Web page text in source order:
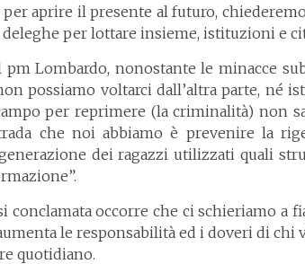
aprire il presente al futuro,
per lottare insieme, istituzioni e
pm Lombardo, nonostante le minacce
possiamo voltarci dall’altra parte, né
per reprimere (la criminalità) non
che noi abbiamo è prevenire la
dei ragazzi utilizzati quali
conclamata occorre che ci schieriamo a
le responsabilità ed i doveri di
quotidiano.